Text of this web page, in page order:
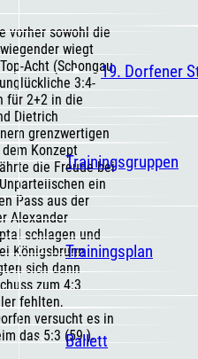
19. Dorfener
Trainingsgruppen
Trainingsplan
Ballett
vorher sowohl die
wiegt
Acht (Schongau
3:4-
für 2+2 in die
Dietrich
grenzwertigen
Konzept
die Freude bei
ein
Pass aus der
Alexander
schlagen und
Königsbrunn
sich dann
zum 4:3
fehlten,
versucht es in
das 5:3 (59.).